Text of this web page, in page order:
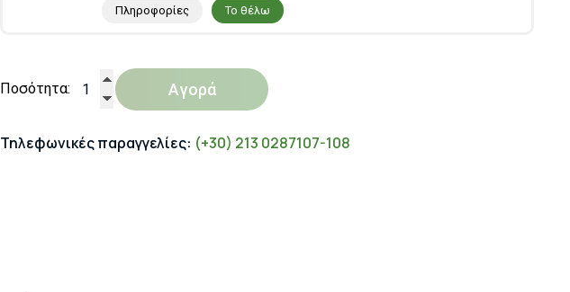
Πληροφορίες Το θέλω
Ποσότητα: Αγορά
Τηλεφωνικές παραγγελίες: (+30) 213 0287107-108